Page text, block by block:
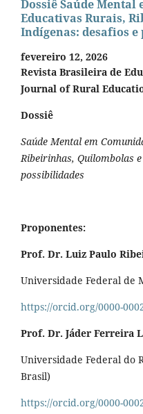
Dossiê Saúde Mental
Educativas Rurais,
Indígenas: desafios
fevereiro 12, 2026
Revista Brasileira de
Journal of Rural
Dossiê
Saúde Mental em
Ribeirinhas, Quilombolas
possibilidades
Proponentes:
Prof. Dr. Luiz Paulo
Universidade Federal de
https://orcid.org/0000-
Prof. Dr. Jáder Ferreira
Universidade Federal do
Brasil)
https://orcid.org/0000-